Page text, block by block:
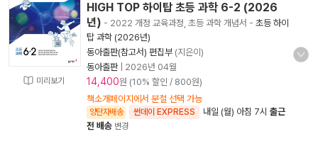
미리보기
HIGH TOP 하이탑 초등 과학 6-2 (2026
년) - 2022 개정 교육과정, 초등 과학 개념서 - 초등 하이
탑 과학 (2026년)
동아출판(참고서) 편집부 (지은이)
동아출판| 2026년 04월
14,400원 (10% 할인 / 800원)
책소개페이지에서 분철 선택 가능
양탄자배송 썬데이 EXPRESS 내일 (월) 아침 7시 출근
전 배송 변경